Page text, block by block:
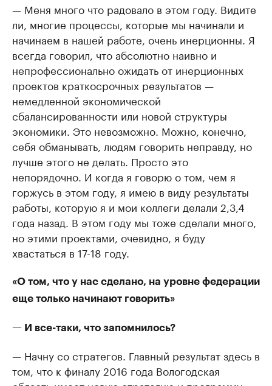
— Меня много что радовало в этом году. Видите
ли, многие процессы, которые мы начинали и
начинаем в нашей работе, очень инерционны. Я
всегда говорил, что абсолютно наивно и
непрофессионально ожидать от инерционных
проектов краткосрочных результатов —
немедленной экономической
сбалансированности или новой структуры
экономики. Это невозможно. Можно, конечно,
себя обманывать, людям говорить неправду, но
лучше этого не делать. Просто это
непорядочно. И когда я говорю о том, чем я
горжусь в этом году, я имею в виду результаты
работы, которую я и мои коллеги делали 2,3,4
года назад. В этом году мы тоже сделали много,
но этими проектами, очевидно, я буду
хвастаться в 17-18 году.
«О том, что у нас сделано, на уровне федерации
еще только начинают говорить»
— И все-таки, что запомнилось?
— Начну со стратегов. Главный результат здесь в
том, что к финалу 2016 года Вологодская